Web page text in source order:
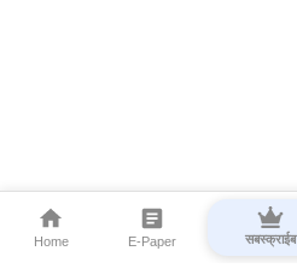
Home E-Paper सबस्क्राईब